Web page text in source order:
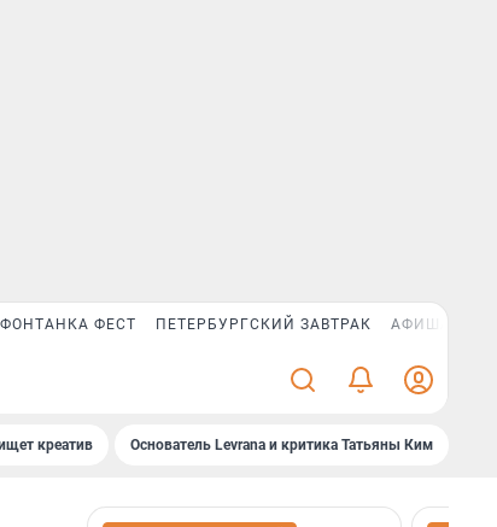
ФЕСТ ПЕТЕРБУРГСКИЙ ЗАВТРАК АФИША PLUS
креатив Основатель Levrana и критика Татьяны Ким